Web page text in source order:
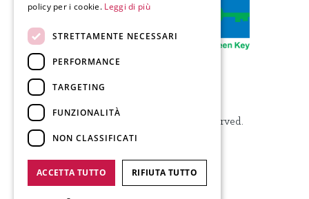
© 2024 Visit Kranj, All Rights Reserved.
policy per i cookie. Leggi di più
STRETTAMENTE NECESSARI
PERFORMANCE
TARGETING
FUNZIONALITÀ
NON CLASSIFICATI
ACCETTA TUTTO RIFIUTA TUTTO